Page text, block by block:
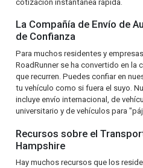
cotización instantánea rápida.
La Compañía de Envío de
de Confianza
Para muchos residentes y
RoadRunner se ha convertido en la
que recurren. Puedes confiar en
tu vehículo como si fuera el suyo.
incluye envío internacional, de
universitario y de vehículos para
Recursos sobre el
Hampshire
Hay muchos recursos que los